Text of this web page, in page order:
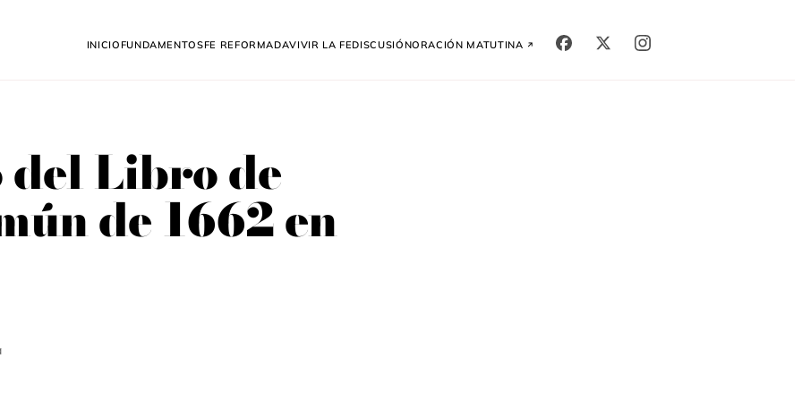
InicioFundamentosFe ReformadaVivir la feDiscusiónOración Matutina
Libro de
de 1662 en